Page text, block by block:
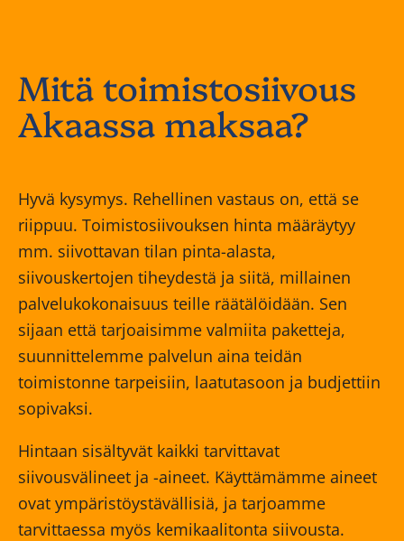
Mitä toimistosiivous
Akaassa maksaa?
Hyvä kysymys. Rehellinen vastaus on, että se
riippuu. Toimistosiivouksen hinta määräytyy
mm. siivottavan tilan pinta-alasta,
siivouskertojen tiheydestä ja siitä, millainen
palvelukokonaisuus teille räätälöidään. Sen
sijaan että tarjoaisimme valmiita paketteja,
suunnittelemme palvelun aina teidän
toimistonne tarpeisiin, laatutasoon ja budjettiin
sopivaksi.
Hintaan sisältyvät kaikki tarvittavat
siivousvälineet ja -aineet. Käyttämämme aineet
ovat ympäristöystävällisiä, ja tarjoamme
tarvittaessa myös kemikaalitonta siivousta.